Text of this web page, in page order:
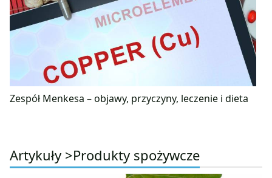
Zespół Menkesa – objawy, przyczyny, leczenie i dieta
Artykuły >Produkty spożywcze